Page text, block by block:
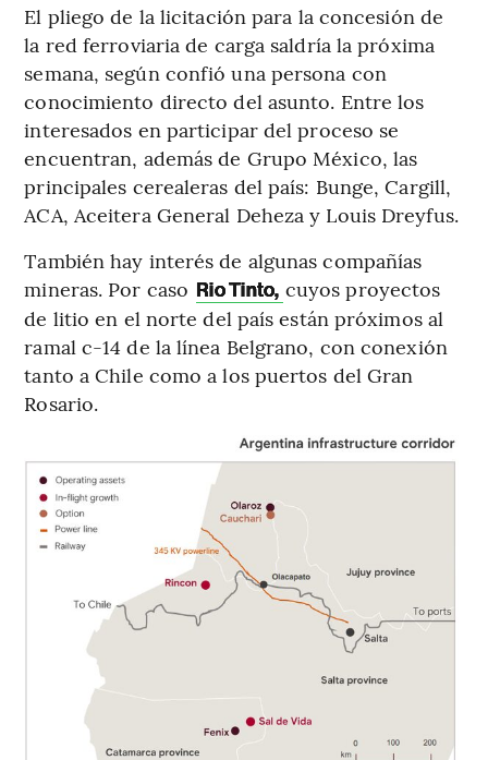
El pliego de la licitación para la concesión de
la red ferroviaria de carga saldría la próxima
semana, según confió una persona con
conocimiento directo del asunto. Entre los
interesados en participar del proceso se
encuentran, además de Grupo México, las
principales cerealeras del país: Bunge, Cargill,
ACA, Aceitera General Deheza y Louis Dreyfus.
También hay interés de algunas compañías
mineras. Por caso Rio Tinto, cuyos proyectos
de litio en el norte del país están próximos al
ramal c-14 de la línea Belgrano, con conexión
tanto a Chile como a los puertos del Gran
Rosario.